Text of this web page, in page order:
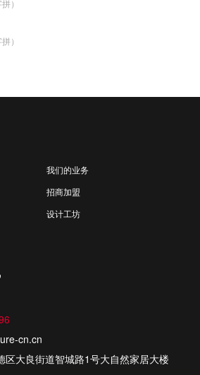
）
）
我们的业务
招商加盟
设计工坊
cn.cn
区大良街道智城路1号大自然家居大楼